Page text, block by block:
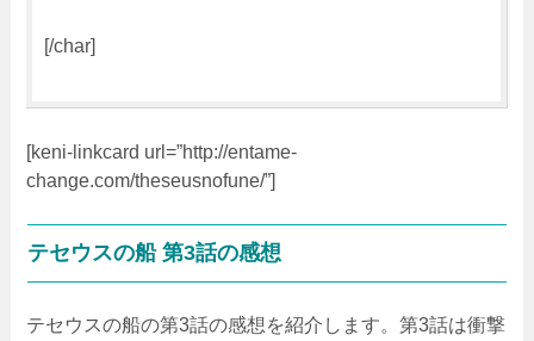
[/char]
[keni-linkcard url=”http://entame-
change.com/theseusnofune/”]
テセウスの船 第3話の感想
テセウスの船の第3話の感想を紹介します。第3話は衝撃